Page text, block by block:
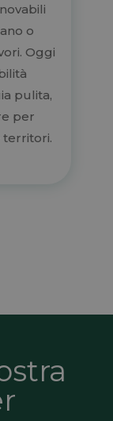
o
Oggi
pulita,
per
territori.